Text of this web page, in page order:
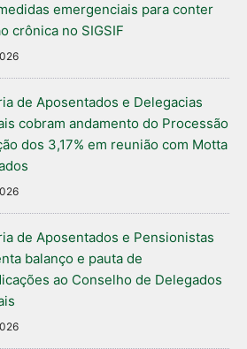
emergenciais para conter
crônica no SIGSIF
de Aposentados e Delegacias
cobram andamento do Processão
dos 3,17% em reunião com Motta
de Aposentados e Pensionistas
balanço e pauta de
ao Conselho de Delegados